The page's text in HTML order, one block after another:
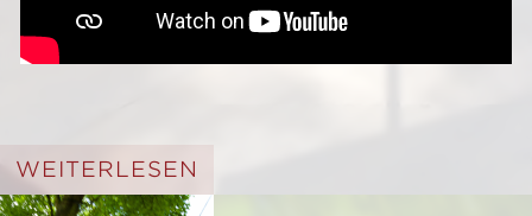
WEITERLESEN